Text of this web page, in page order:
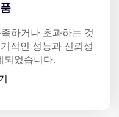
하거나 초과하는 것
적인 성능과 신뢰성
되었습니다.